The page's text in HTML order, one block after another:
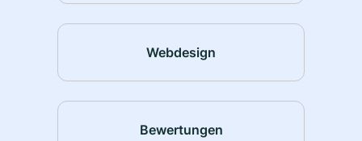
Webdesign
Bewertungen